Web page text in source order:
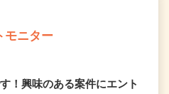
モニター
！興味のある案件にエント